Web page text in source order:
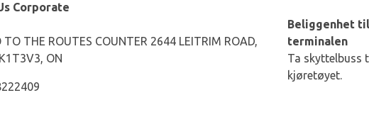
Corporate
TO THE ROUTES COUNTER 2644 LEITRIM ROAD,
ON
Beliggenhet
terminalen
Ta skyttelbuss
kjøretøyet.